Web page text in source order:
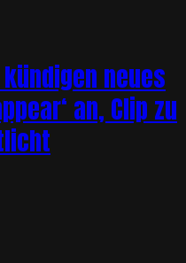
neues
an, Clip zu